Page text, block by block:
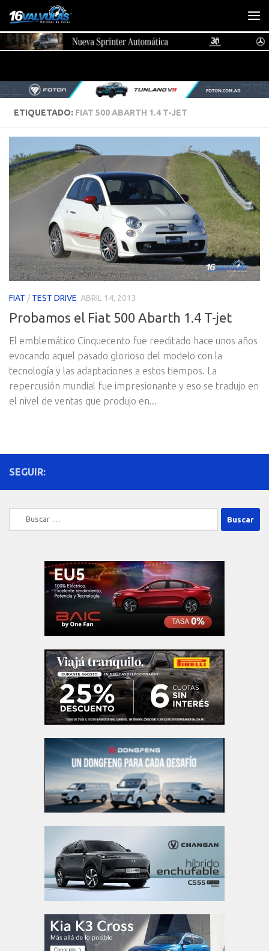
Saltar al contenido
ETIQUETADO: FIAT 500 ABARTH 1.4 T-JET
FIAT /TEST DRIVE ABRIL 14, 2013
Probamos el Fiat 500 Abarth 1.4 T-jet
El emblemático Cinquecento fue reeditado hace unos años
evocando aquel pasado glorioso del modelo con la
tecnología y las adaptaciones a estos tiempos. La
repercusión mundial fue impresionante y eso se tradujo en
el nivel de ventas que produjo en...
SEGUIR:
Buscar: